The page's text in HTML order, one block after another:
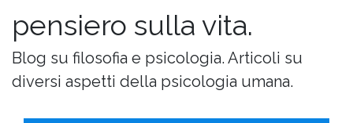
pensiero sulla vita.
Blog su filosofia e psicologia. Articoli su
diversi aspetti della psicologia umana.